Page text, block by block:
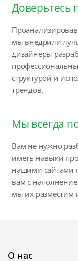
Доверьтесь
мы внедрили
дизайнеры
структурой и
трендов.
Мы всегда
Вам не нужно
иметь навыки
нашими сайтами
вам с
мы их разместим
О нас